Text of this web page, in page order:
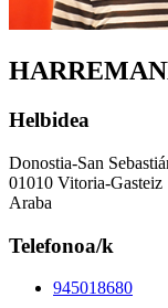
Helbidea
Donostia-San
01010 Vitoria-Gasteiz
Araba
Telefonoa/k
945018680